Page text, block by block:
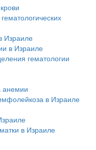
Израиле
в Израиле
гематологии
анемии
в Израиле
в Израиле